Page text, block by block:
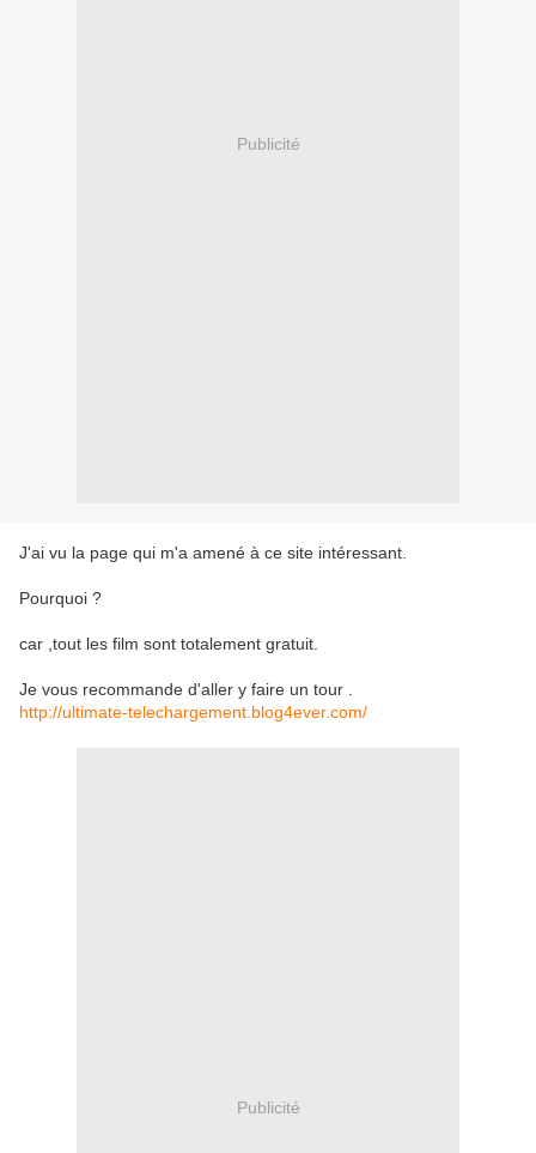
Publicité
J'ai vu la page qui m'a amené à ce site intéressant.
Pourquoi ?
car ,tout les film sont totalement gratuit.
Je vous recommande d'aller y faire un tour .
http://ultimate-telechargement.blog4ever.com/
Publicité